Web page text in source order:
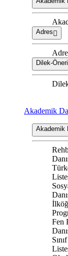
Adres
Dilek-
Akademik
Akademik
Fen